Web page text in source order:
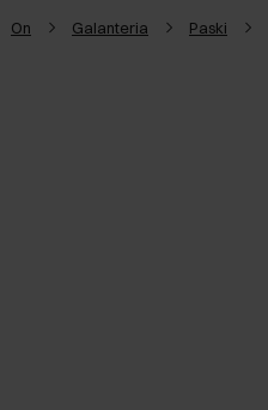
On Galanteria Paski